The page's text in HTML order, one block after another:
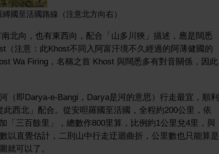
國至活國路線（注意北方向右）
北向，也有東西向，配合「山多川狹」描述，應是闊悉
（注意：此Khost不同入阿富汗境不久經過的阿薄健國的
Wa Firing，名稱之首 Khost 與闊悉多有對音關係，因此
（即Darya-e-Bangi，Darya是河的意思）行走最宜，順利
西北」配合。從安呾羅國至活國，全程約200公里，依
「三百餘里」，總數作800里算，比例約1公里兌4里，與
以直覺估計，二則山中行走迂迴曲折，公里數也只能算是
就可以了。